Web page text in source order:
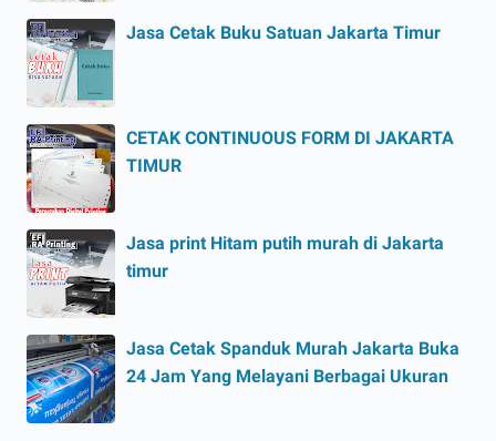
Jasa Cetak Buku Satuan Jakarta Timur
CETAK CONTINUOUS FORM DI JAKARTA
TIMUR
Jasa print Hitam putih murah di Jakarta
timur
Jasa Cetak Spanduk Murah Jakarta Buka
24 Jam Yang Melayani Berbagai Ukuran